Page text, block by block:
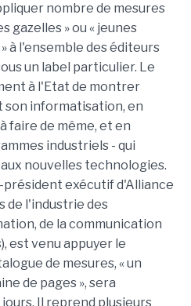
nombre de mesures
gazelles » ou « jeunes
à l'ensemble des éditeurs
un label particulier. Le
à l'Etat de montrer
son informatisation, en
faire de même, et en
industriels - qui
nouvelles technologies.
exécutif d'Alliance
de l'industrie des
de la communication
est venu appuyer le
de mesures, « un
de pages », sera
Il reprend plusieurs